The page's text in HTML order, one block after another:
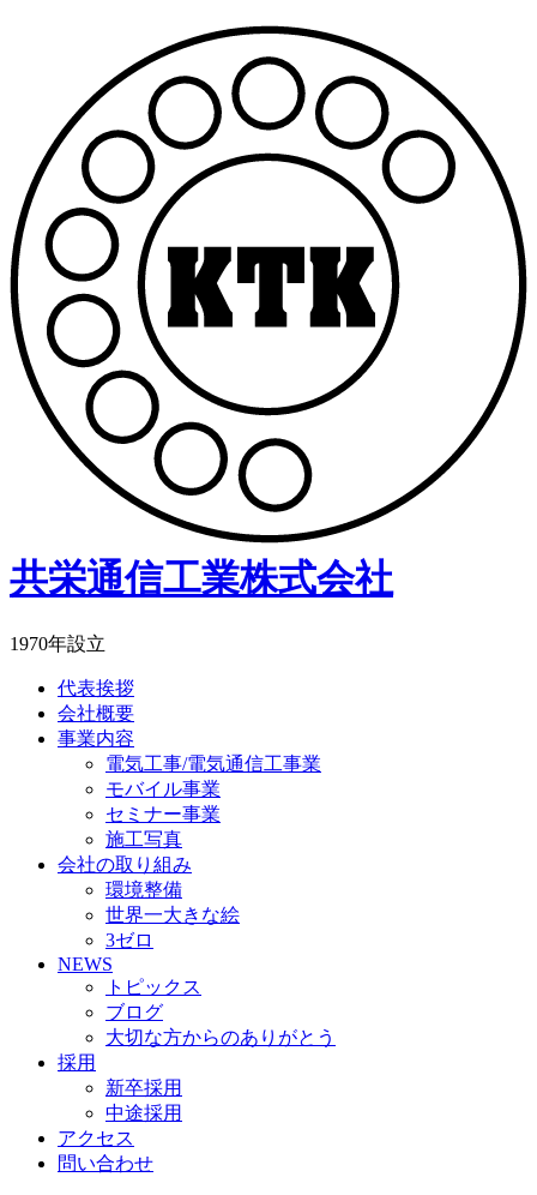
共栄通信工業株式会社
1970年設立
代表挨拶
会社概要
事業内容
電気工事/電気通信工事業
モバイル事業
セミナー事業
施工写真
会社の取り組み
環境整備
世界一大きな絵
3ゼロ
NEWS
トピックス
ブログ
大切な方からのありがとう
採用
新卒採用
中途採用
アクセス
問い合わせ